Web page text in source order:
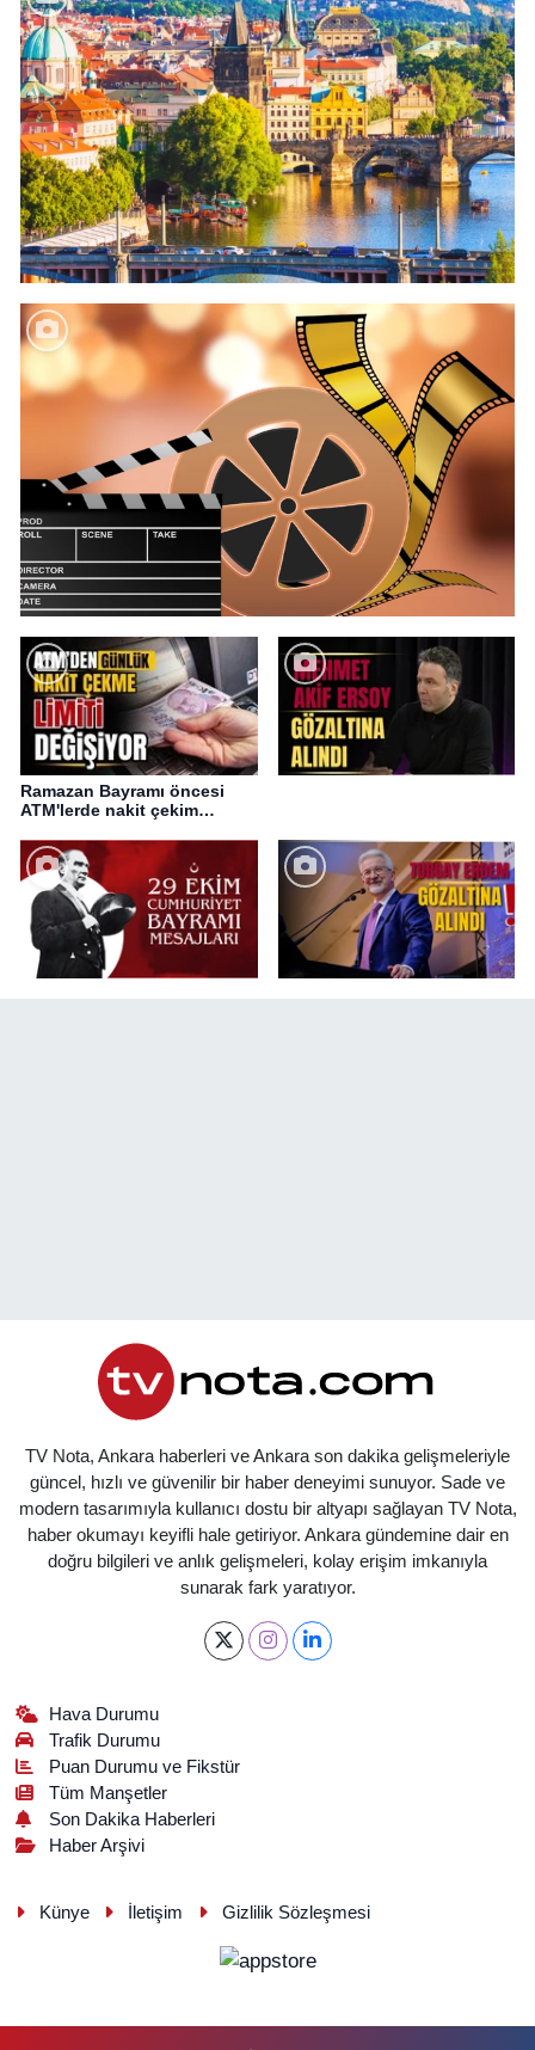
Ramazan Bayramı öncesi
ATM'lerde nakit çekim
TV Nota, Ankara haberleri ve Ankara son dakika gelişmeleriyle
güncel, hızlı ve güvenilir bir haber deneyimi sunuyor. Sade ve
modern tasarımıyla kullanıcı dostu bir altyapı sağlayan TV Nota,
haber okumayı keyifli hale getiriyor. Ankara gündemine dair en
doğru bilgileri ve anlık gelişmeleri, kolay erişim imkanıyla
sunarak fark yaratıyor.
Hava Durumu
Trafik Durumu
Puan Durumu ve Fikstür
Tüm Manşetler
Son Dakika Haberleri
Haber Arşivi
Künye İletişim Gizlilik Sözleşmesi